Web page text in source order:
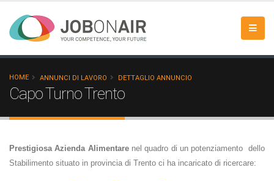
HOME ANNUNCI DI LAVORO DETTAGLIO ANNUNCIO
Capo Turno Trento
Prestigiosa Azienda Alimentare nel quadro di un potenziamento dello
Stabilimento situato in provincia di Trento ci ha incaricato di ricercare: